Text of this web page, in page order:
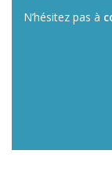
N’hésitez pas à